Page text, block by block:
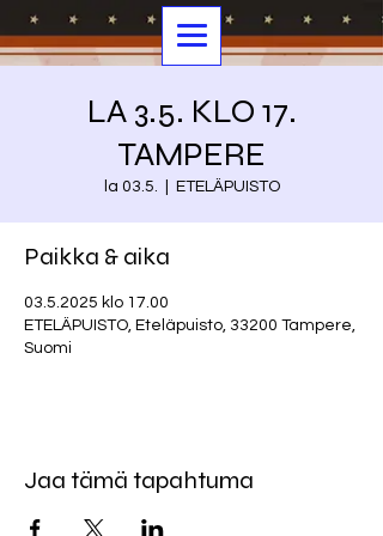
LA 3.5. KLO 17.
TAMPERE
la 03.5. ETELÄPUISTO
Paikka & aika
03.5.2025 klo 17.00
ETELÄPUISTO, Eteläpuisto, 33200 Tampere,
Suomi
Jaa tämä tapahtuma